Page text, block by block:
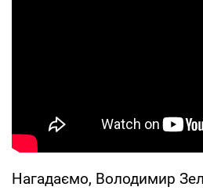
Нагадаємо, Володимир